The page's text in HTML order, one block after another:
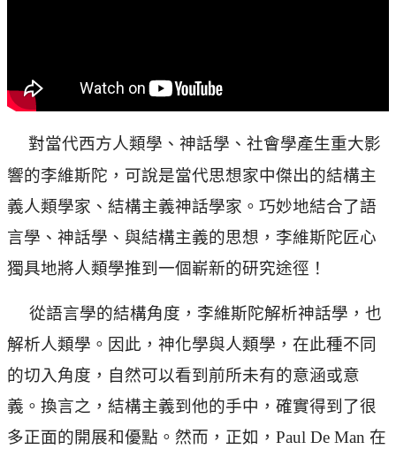
對當代西方人類學、神話學、社會學產生重大影
響的李維斯陀，可說是當代思想家中傑出的結構主
義人類學家、結構主義神話學家。巧妙地結合了語
言學、神話學、與結構主義的思想，李維斯陀匠心
獨具地將人類學推到一個嶄新的研究途徑！
從語言學的結構角度，李維斯陀解析神話學，也
解析人類學。因此，神化學與人類學，在此種不同
的切入角度，自然可以看到前所未有的意涵或意
義。換言之，結構主義到他的手中，確實得到了很
多正面的開展和優點。然而，正如，Paul De Man 在